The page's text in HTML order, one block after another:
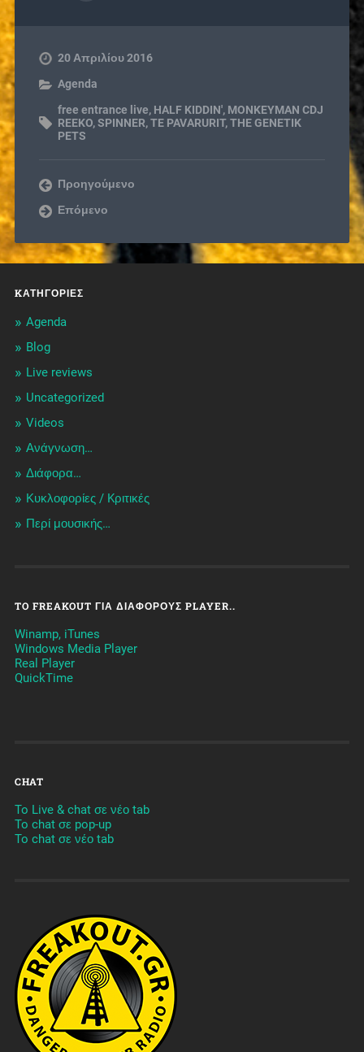
20 Απριλίου 2016
Agenda
free entrance live, HALF KIDDIN', MONKEYMAN CDJ
REEKO,SPINNER,TE PAVARURIT,THE GENETIK
PETS
Προηγούμενο
Επόμενο
KΑΤΗΓΟΡΊΕΣ
Agenda
Blog
Live reviews
Uncategorized
Videos
Ανάγνωση…
Διάφορα…
Κυκλοφορίες / Kριτικές
Περί μουσικής…
TO FREAKOUT ΓΙΑ ΔΙΆΦΟΡΟΥΣ PLAYER..
Winamp, iTunes
Windows Media Player
Real Player
QuickTime
CHAT
To Live & chat σε νέο tab
To chat σε pop-up
To chat σε νέο tab